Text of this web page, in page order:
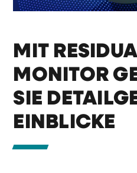
MIT
MONITOR
SIE
EINBLICKE